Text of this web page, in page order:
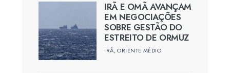
IRÃ E OMÃ AVANÇAM
EM NEGOCIAÇÕES
SOBRE GESTÃO DO
ESTREITO DE ORMUZ
IRÃ,ORIENTE MÉDIO